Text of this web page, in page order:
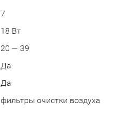
7
18 Вт
20 — 39
Да
Да
фильтры очистки воздуха